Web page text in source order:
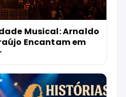
Musical: Arnaldo
Encantam em